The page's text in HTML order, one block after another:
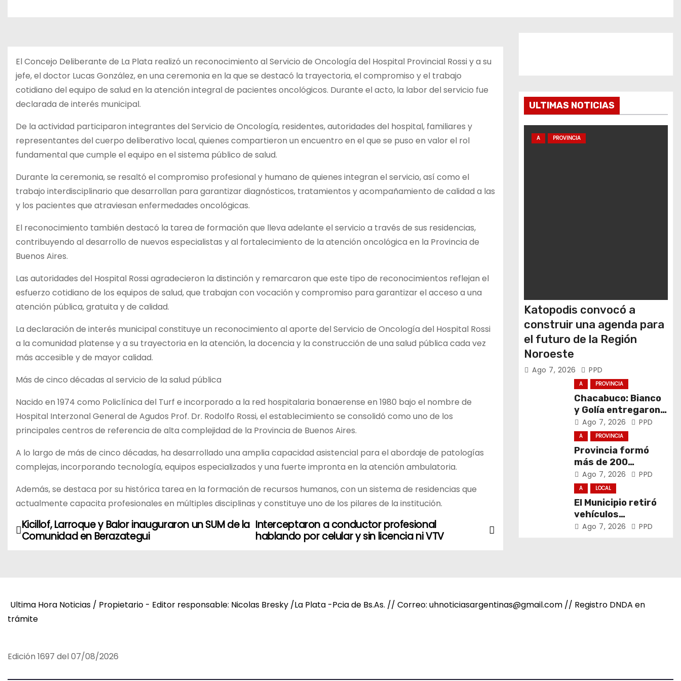
El Concejo Deliberante de La Plata realizó un reconocimiento al Servicio de Oncología del Hospital Provincial Rossi y a su
jefe, el doctor Lucas González, en una ceremonia en la que se destacó la trayectoria, el compromiso y el trabajo
cotidiano del equipo de salud en la atención integral de pacientes oncológicos. Durante el acto, la labor del servicio fue
declarada de interés municipal.
De la actividad participaron integrantes del Servicio de Oncología, residentes, autoridades del hospital, familiares y
representantes del cuerpo deliberativo local, quienes compartieron un encuentro en el que se puso en valor el rol
fundamental que cumple el equipo en el sistema público de salud.
Durante la ceremonia, se resaltó el compromiso profesional y humano de quienes integran el servicio, así como el
trabajo interdisciplinario que desarrollan para garantizar diagnósticos, tratamientos y acompañamiento de calidad a las
y los pacientes que atraviesan enfermedades oncológicas.
El reconocimiento también destacó la tarea de formación que lleva adelante el servicio a través de sus residencias,
contribuyendo al desarrollo de nuevos especialistas y al fortalecimiento de la atención oncológica en la Provincia de
Buenos Aires.
Las autoridades del Hospital Rossi agradecieron la distinción y remarcaron que este tipo de reconocimientos reflejan el
esfuerzo cotidiano de los equipos de salud, que trabajan con vocación y compromiso para garantizar el acceso a una
atención pública, gratuita y de calidad.
La declaración de interés municipal constituye un reconocimiento al aporte del Servicio de Oncología del Hospital Rossi
a la comunidad platense y a su trayectoria en la atención, la docencia y la construcción de una salud pública cada vez
más accesible y de mayor calidad.
Más de cinco décadas al servicio de la salud pública
Nacido en 1974 como Policlínica del Turf e incorporado a la red hospitalaria bonaerense en 1980 bajo el nombre de
Hospital Interzonal General de Agudos Prof. Dr. Rodolfo Rossi, el establecimiento se consolidó como uno de los
principales centros de referencia de alta complejidad de la Provincia de Buenos Aires.
A lo largo de más de cinco décadas, ha desarrollado una amplia capacidad asistencial para el abordaje de patologías
complejas, incorporando tecnología, equipos especializados y una fuerte impronta en la atención ambulatoria.
Además, se destaca por su histórica tarea en la formación de recursos humanos, con un sistema de residencias que
actualmente capacita profesionales en múltiples disciplinas y constituye uno de los pilares de la institución.
N
g
c
Interceptaron a conductor profesional
hablando por celular y sin licencia ni VTV
Kicillof, Larroque y Balor inauguraron un SUM de la
Comunidad en Berazategui
ULTIMAS NOTICIAS
A PROVINCIA
Katopodis convocó a
construir una agenda para
el futuro de la Región
Noroeste
Ago 7, 2026 PPD
A PROVINCIA
Chacabuco: Bianco
y Golía entregaron
computadoras a
estudiantes
Ago 7, 2026 PPD
A PROVINCIA
Provincia formó
más de 200
promotores de
derechos de niñas,
niños y
adolescentes
Ago 7, 2026 PPD
A LOCAL
El Municipio retiró
vehículos
abandonados de
Ago 7, 2026 PPD
Ultima Hora Noticias / Propietario - Editor responsable: Nicolas Bresky /La Plata -Pcia de Bs.As. // Correo: uhnoticiasargentinas@gmail.com // Registro DNDA en
trámite
Edición 1697 del 07/08/2026